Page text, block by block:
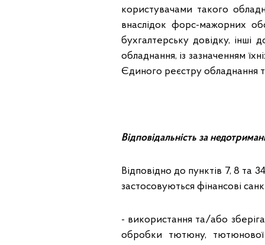
користувачами такого
внаслідок форс-мажорних
бухгалтерську довідку, інші
обладнання, із зазначенням
Єдиного реєстру обладнання
Відповідальність за
Відповідно до пунктів 7, 8 та
застосовуються фінансові
- використання та/або
обробки тютюну,